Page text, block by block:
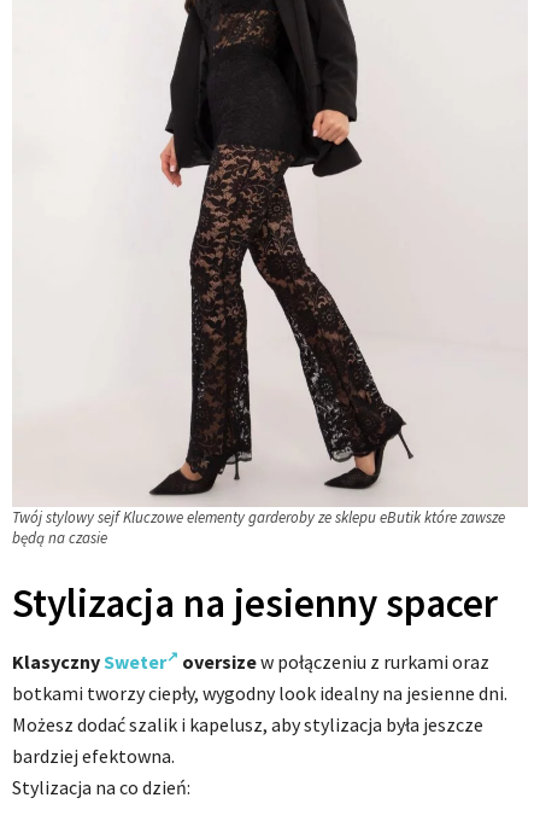
Twój stylowy sejf Kluczowe elementy garderoby ze sklepu eButik które zawsze
będą na czasie
Stylizacja na jesienny spacer
KlasycznySweter oversizew połączeniu z rurkami oraz
botkami tworzy ciepły, wygodny look idealny na jesienne dni.
Możesz dodać szalik i kapelusz, aby stylizacja była jeszcze
bardziej efektowna.
Stylizacja na co dzień: